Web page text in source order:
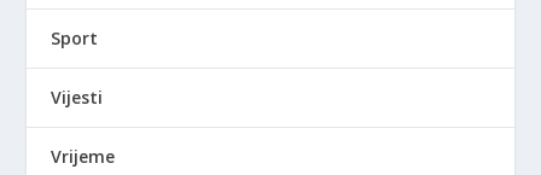
Sport
Vijesti
Vrijeme